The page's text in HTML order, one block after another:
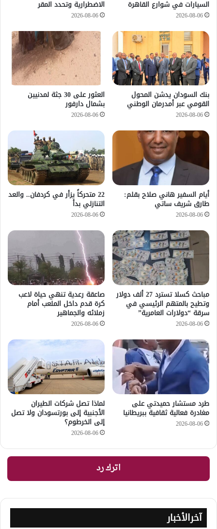
السيارات في شوارع القاهرة
2026-08-06
الاضطرارية وتحدد المقر
2026-08-06
بنك السودان يدشن المحول
القومي عبر أمدرمان الوطني
2026-08-06
العثور على 30 جثة لمدنيين
بشمال دارفور
2026-08-06
أيام السفير هاني صلاح بقلم:
طارق شريف ساتي
2026-08-06
22 متحركاً يزأر في كردفان.. والعد
التنازلي بدأ
2026-08-06
مباحث كسلا تسترد 27 ألف دولار
وتطيح بالمتهم الرئيسي في
سرقة “دولارات العامرية”
2026-08-06
صاعقة رعدية تنهي حياة لاعب
كرة قدم داخل الملعب أمام
زملائه والجماهير
2026-08-06
طرد مستشار حميدتي على
مغادرة فعالية ثقافية ببريطانيا
2026-08-06
لماذا تصل شركات الطيران
الأجنبية إلى بورتسودان ولا تصل
إلى الخرطوم؟
2026-08-06
اترك رد
آخرالأخبار